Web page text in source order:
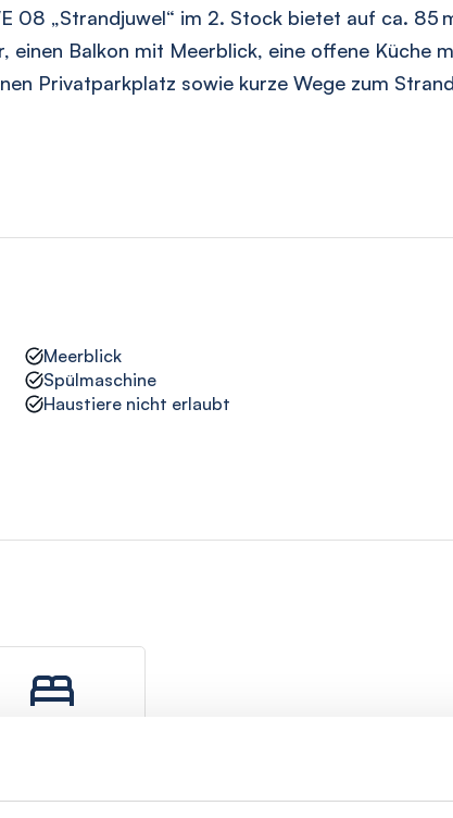
08 „Strandjuwel“ im 2. Stock bietet auf ca. 85
einen Balkon mit Meerblick, eine offene Küche
Privatparkplatz sowie kurze Wege zum
Meerblick
Spülmaschine
Haustiere nicht erlaubt